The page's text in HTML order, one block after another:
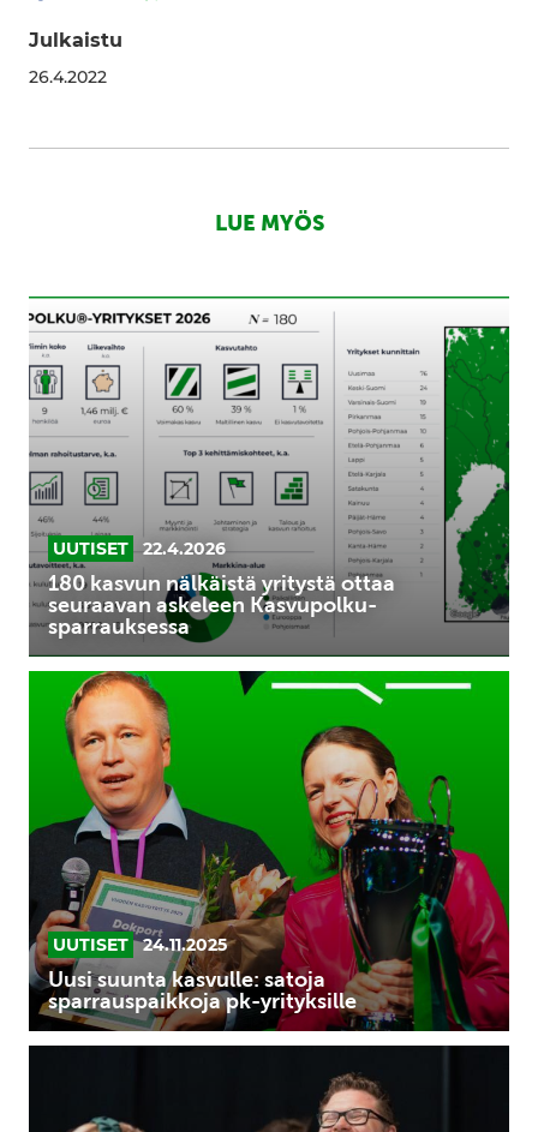
Julkaistu
26.4.2022
LUE MYÖS
180
kasvun
nälkäistä
yritystä
ottaa
seuraavan
askeleen
Kasvupolku-
sparrauksessa
UUTISET 22.4.2026
180 kasvun nälkäistä yritystä ottaa
seuraavan askeleen Kasvupolku-
sparrauksessa
suunta
kasvulle:
satoja
sparrauspaikkoja
pk-
yrityksille
UUTISET 24.11.2025
Uusi suunta kasvulle: satoja
sparrauspaikkoja pk-yrityksille